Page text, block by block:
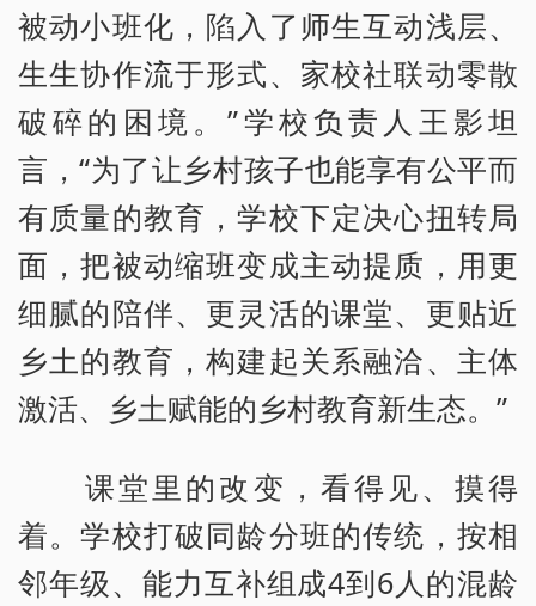
被动小班化，陷入了师生互动浅层、
生生协作流于形式、家校社联动零散
破碎的困境。”学校负责人王影坦
言，“为了让乡村孩子也能享有公平而
有质量的教育，学校下定决心扭转局
面，把被动缩班变成主动提质，用更
细腻的陪伴、更灵活的课堂、更贴近
乡土的教育，构建起关系融洽、主体
激活、乡土赋能的乡村教育新生态。”
课堂里的改变，看得见、摸得
着。学校打破同龄分班的传统，按相
邻年级、能力互补组成4到6人的混龄